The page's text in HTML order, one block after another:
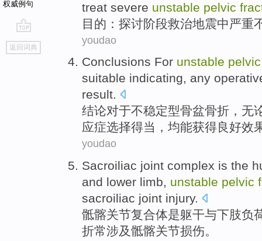
权威例句
go
top
返回词典
treat severe unstable pelvic
目的 ： 探讨阶段救治地震中严重
youdao
Conclusions For unstable pelvic
suitable indicating, any
result.
结论对于不稳定型骨盆骨折 ， 无
应症选择得当，均能获得良好效
youdao
Sacroiliac joint complex is the
and lower limb, unstable pelvic
sacroiliac joint injury.
骶髂关节复合体是躯干与下肢负
折常涉及骶髂关节损伤。